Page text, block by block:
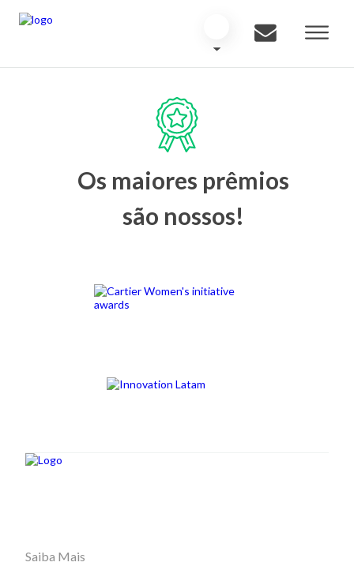
Os maiores prêmios
são nossos!
Saiba Mais